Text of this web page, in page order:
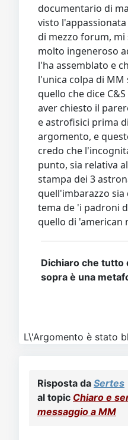
documentario di
visto
di mezzo forum,
molto ingeneroso
l'ha assemblato e
l'unica colpa di MM
quello che dice
aver chiesto il
e astrofisici prima
argomento, e
credo che
punto, sia relativa
stampa dei 3
quell'imbarazzo
tema de 'i padroni
quello di 'american
Dichiaro che tutto
sopra è una
L\'Argomento è stato
Risposta da Sertes
al topic Chiaro e
messaggio a MM